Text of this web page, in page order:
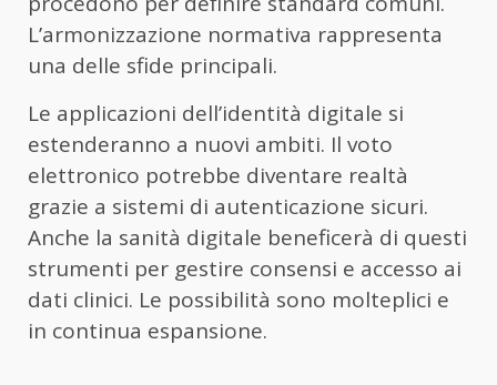
L’armonizzazione normativa rappresenta
una delle sfide principali.
Le applicazioni dell’identità digitale si
estenderanno a nuovi ambiti. Il voto
elettronico potrebbe diventare realtà
grazie a sistemi di autenticazione sicuri.
Anche la sanità digitale beneficerà di questi
strumenti per gestire consensi e accesso ai
dati clinici. Le possibilità sono molteplici e
in continua espansione.